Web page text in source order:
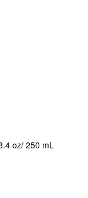
oz/ 250 mL